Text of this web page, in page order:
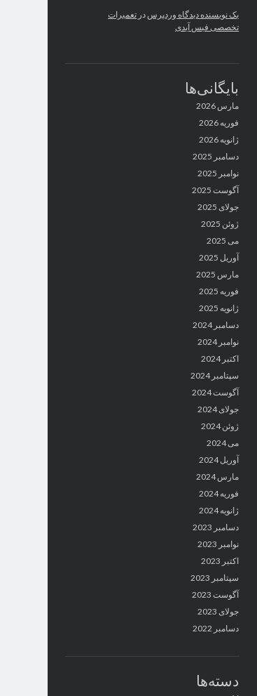
یک نویسنده دیدگاه وردپرس در تعمیرات
تخصصی فیس آیدی
بایگانی‌ها
مارس 2026
فوریه 2026
ژانویه 2026
دسامبر 2025
نوامبر 2025
آگوست 2025
جولای 2025
ژوئن 2025
می 2025
آوریل 2025
مارس 2025
فوریه 2025
ژانویه 2025
دسامبر 2024
نوامبر 2024
اکتبر 2024
سپتامبر 2024
آگوست 2024
جولای 2024
ژوئن 2024
می 2024
آوریل 2024
مارس 2024
فوریه 2024
ژانویه 2024
دسامبر 2023
نوامبر 2023
اکتبر 2023
سپتامبر 2023
آگوست 2023
جولای 2023
دسامبر 2022
دسته‌ها